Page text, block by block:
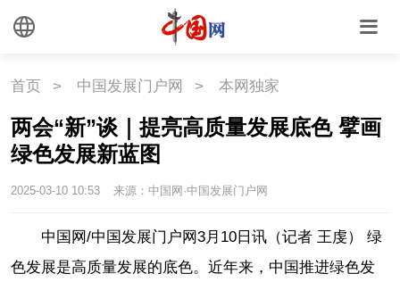
首页 > 中国发展门户网 > 本网独家
两会“新”谈｜提亮高质量发展底色 擘画
绿色发展新蓝图
2025-03-10 10:53 来源：中国网·中国发展门户网
中国网/中国发展门户网3月10日讯（记者 王虔） 绿
色发展是高质量发展的底色。近年来，中国推进绿色发